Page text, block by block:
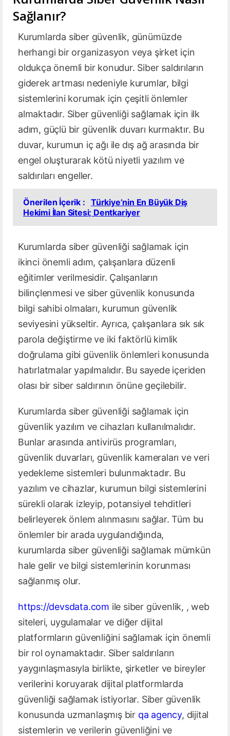
Sağlanır?
Kurumlarda siber güvenlik, günümüzde
herhangi bir organizasyon veya şirket için
oldukça önemli bir konudur. Siber saldırıların
giderek artması nedeniyle kurumlar, bilgi
sistemlerini korumak için çeşitli önlemler
almaktadır. Siber güvenliği sağlamak için ilk
adım, güçlü bir güvenlik duvarı kurmaktır. Bu
duvar, kurumun iç ağı ile dış ağ arasında bir
engel oluşturarak kötü niyetli yazılım ve
saldırıları engeller.
Önerilen İçerik :
Türkiye’nin En Büyük Diş
Hekimi İlan Sitesi; Dentkariyer
Kurumlarda siber güvenliği sağlamak için
ikinci önemli adım, çalışanlara düzenli
eğitimler verilmesidir. Çalışanların
bilinçlenmesi ve siber güvenlik konusunda
bilgi sahibi olmaları, kurumun güvenlik
seviyesini yükseltir. Ayrıca, çalışanlara sık sık
parola değiştirme ve iki faktörlü kimlik
doğrulama gibi güvenlik önlemleri konusunda
hatırlatmalar yapılmalıdır. Bu sayede içeriden
olası bir siber saldırının önüne geçilebilir.
Kurumlarda siber güvenliği sağlamak için
güvenlik yazılım ve cihazları kullanılmalıdır.
Bunlar arasında antivirüs programları,
güvenlik duvarları, güvenlik kameraları ve veri
yedekleme sistemleri bulunmaktadır. Bu
yazılım ve cihazlar, kurumun bilgi sistemlerini
sürekli olarak izleyip, potansiyel tehditleri
belirleyerek önlem alınmasını sağlar. Tüm bu
önlemler bir arada uygulandığında,
kurumlarda siber güvenliği sağlamak mümkün
hale gelir ve bilgi sistemlerinin korunması
sağlanmış olur.
https://devsdata.com ile siber güvenlik, , web
siteleri, uygulamalar ve diğer dijital
platformların güvenliğini sağlamak için önemli
bir rol oynamaktadır. Siber saldırıların
yaygınlaşmasıyla birlikte, şirketler ve bireyler
verilerini koruyarak dijital platformlarda
güvenliği sağlamak istiyorlar. Siber güvenlik
konusunda uzmanlaşmış bir qa agency, dijital
sistemlerin ve verilerin güvenliğini ve